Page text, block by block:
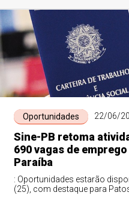
Oportunidades 22/06/
Sine-PB retoma
690 vagas de
Paraíba
: Oportunidades estarão
(25), com destaque para